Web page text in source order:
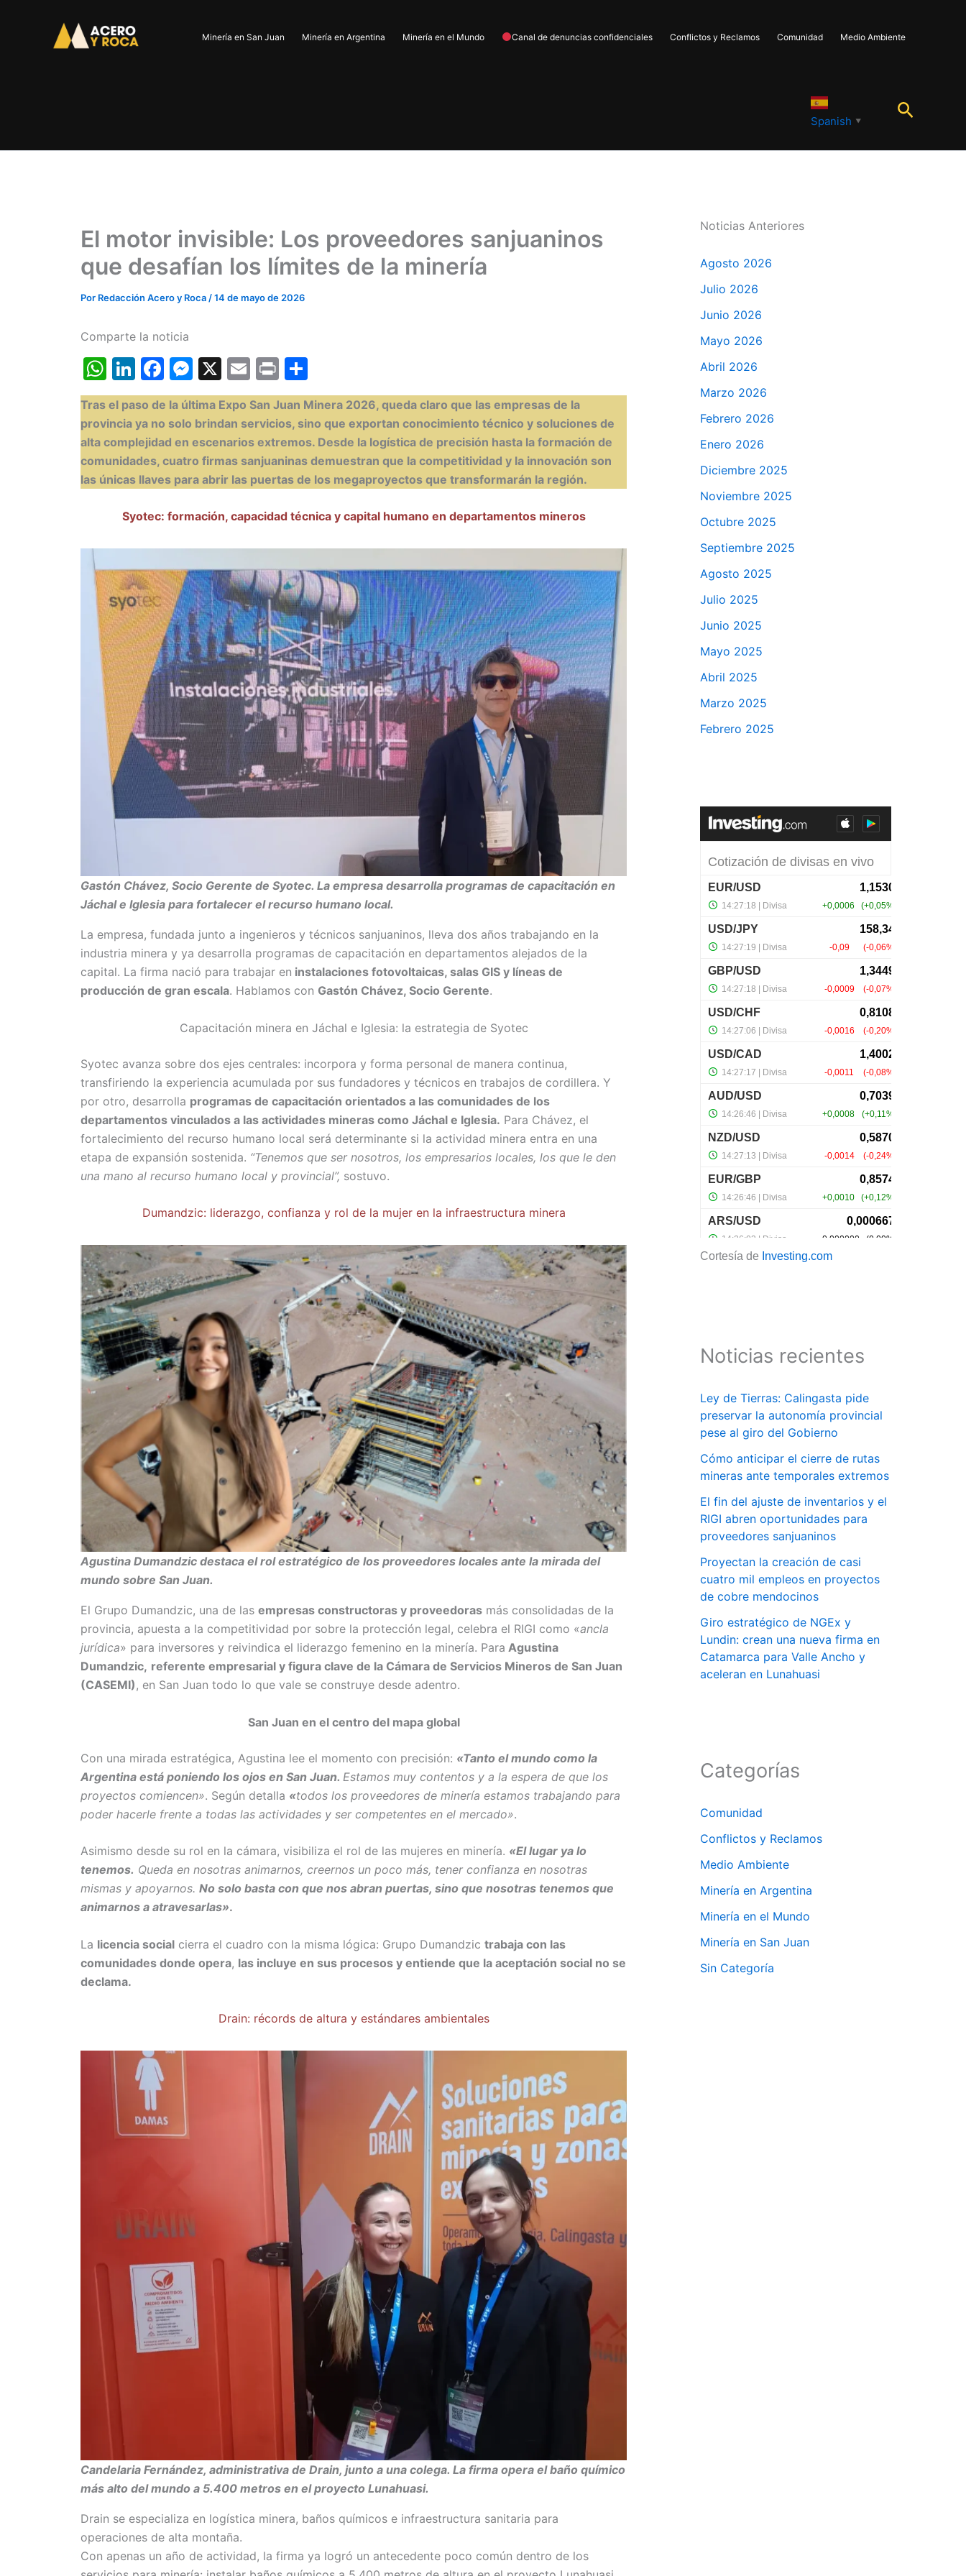
contenido
Minería en San Juan Minería en Argentina Minería en el Mundo Canal de denuncias confidenciales Conflictos y Reclamos Comunidad Medio Ambiente
Spanish ▼
Buscar
El motor invisible: Los proveedores sanjuaninos
que desafían los límites de la minería
Por Redacción Acero y Roca /14 de mayo de 2026
Comparte la noticia
W
h
at
s
A
p
Li
n
k
e
dI
n
F
a
c
e
b
o
o
k
M
e
s
s
e
n
er
X
E
m
ai
l
Pr
in
t
o
m
p
ar
tir
Tras el paso de la última Expo San Juan Minera 2026, queda claro que las empresas de la
provincia ya no solo brindan servicios, sino que exportan conocimiento técnico y soluciones de
alta complejidad en escenarios extremos. Desde la logística de precisión hasta la formación de
comunidades, cuatro firmas sanjuaninas demuestran que la competitividad y la innovación son
las únicas llaves para abrir las puertas de los megaproyectos que transformarán la región.
Syotec: formación, capacidad técnica y capital humano en departamentos mineros
Gastón Chávez, Socio Gerente de Syotec. La empresa desarrolla programas de capacitación en
Jáchal e Iglesia para fortalecer el recurso humano local.
La empresa, fundada junto a ingenieros y técnicos sanjuaninos, lleva dos años trabajando en la
industria minera y ya desarrolla programas de capacitación en departamentos alejados de la
capital. La firma nació para trabajar en instalaciones fotovoltaicas, salas GIS y líneas de
producción de gran escala. Hablamos con Gastón Chávez, Socio Gerente.
Capacitación minera en Jáchal e Iglesia: la estrategia de Syotec
Syotec avanza sobre dos ejes centrales: incorpora y forma personal de manera continua,
transfiriendo la experiencia acumulada por sus fundadores y técnicos en trabajos de cordillera. Y
por otro, desarrolla programas de capacitación orientados a las comunidades de los
departamentos vinculados a las actividades mineras como Jáchal e Iglesia. Para Chávez, el
fortalecimiento del recurso humano local será determinante si la actividad minera entra en una
etapa de expansión sostenida. “Tenemos que ser nosotros, los empresarios locales, los que le den
una mano al recurso humano local y provincial”, sostuvo.
Dumandzic: liderazgo, confianza y rol de la mujer en la infraestructura minera
Agustina Dumandzic destaca el rol estratégico de los proveedores locales ante la mirada del
mundo sobre San Juan.
El Grupo Dumandzic, una de las empresas constructoras y proveedoras más consolidadas de la
provincia, apuesta a la competitividad por sobre la protección legal, celebra el RIGI como «ancla
jurídica» para inversores y reivindica el liderazgo femenino en la minería. Para Agustina
Dumandzic, referente empresarial y figura clave de la Cámara de Servicios Mineros de San Juan
(CASEMI) , en San Juan todo lo que vale se construye desde adentro.
San Juan en el centro del mapa global
Con una mirada estratégica, Agustina lee el momento con precisión: «Tanto el mundo como la
Argentina está poniendo los ojos en San Juan. Estamos muy contentos y a la espera de que los
proyectos comiencen». Según detalla «todos los proveedores de minería estamos trabajando para
poder hacerle frente a todas las actividades y ser competentes en el mercado».
Asimismo desde su rol en la cámara, visibiliza el rol de las mujeres en minería. «El lugar ya lo
tenemos. Queda en nosotras animarnos, creernos un poco más, tener confianza en nosotras
mismas y apoyarnos. No solo basta con que nos abran puertas, sino que nosotras tenemos que
animarnos a atravesarlas».
La licencia social cierra el cuadro con la misma lógica: Grupo Dumandzic trabaja con las
comunidades donde opera, las incluye en sus procesos y entiende que la aceptación social no se
declama.
Drain: récords de altura y estándares ambientales
Candelaria Fernández, administrativa de Drain, junto a una colega. La firma opera el baño químico
más alto del mundo a 5.400 metros en el proyecto Lunahuasi.
Drain se especializa en logística minera, baños químicos e infraestructura sanitaria para
operaciones de alta montaña.
Con apenas un año de actividad, la firma ya logró un antecedente poco común dentro de los
Noticias Anteriores
Agosto 2026
Julio 2026
Junio 2026
Mayo 2026
Abril 2026
Marzo 2026
Febrero 2026
Enero 2026
Diciembre 2025
Noviembre 2025
Octubre 2025
Septiembre 2025
Agosto 2025
Julio 2025
Junio 2025
Mayo 2025
Abril 2025
Marzo 2025
Febrero 2025
Cortesía de Investing.com
Noticias recientes
Ley de Tierras: Calingasta pide
preservar la autonomía provincial
pese al giro del Gobierno
Cómo anticipar el cierre de rutas
mineras ante temporales extremos
El fin del ajuste de inventarios y el
RIGI abren oportunidades para
proveedores sanjuaninos
Proyectan la creación de casi
cuatro mil empleos en proyectos
de cobre mendocinos
Giro estratégico de NGEx y
Lundin: crean una nueva firma en
Catamarca para Valle Ancho y
aceleran en Lunahuasi
Categorías
Comunidad
Conflictos y Reclamos
Medio Ambiente
Minería en Argentina
Minería en el Mundo
Minería en San Juan
Sin Categoría